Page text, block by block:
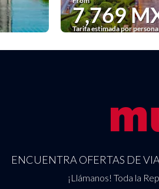
7,769
Tarifa estimada por persona
ENCUENTRA OFERTAS DE
¡Llámanos! Toda la